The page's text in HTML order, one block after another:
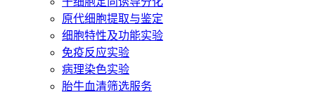
原代细胞提取与鉴定
细胞特性及功能实验
免疫反应实验
病理染色实验
胎牛血清筛选服务